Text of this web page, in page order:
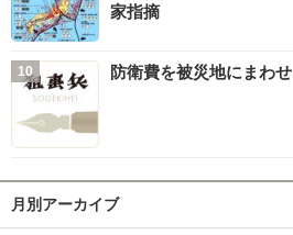
家指摘
防衛費を被災地にまわせ
月別アーカイブ